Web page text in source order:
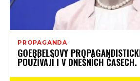
PROPAGANDA
GOEBBELSOVY
POUŽÍVAJÍ I V DNEŠNÍCH ČASECH.